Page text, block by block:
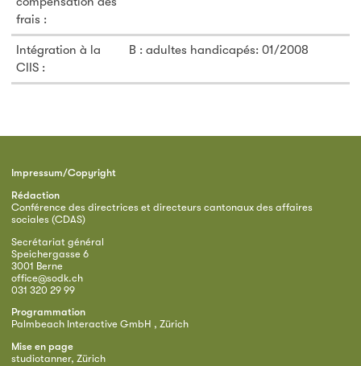
frais :
Intégration à la
CIIS :
B : adultes handicapés: 01/2008
Impressum/Copyright
Rédaction
Conférence des directrices et directeurs cantonaux des affaires
sociales (CDAS)
Secrétariat général
Speichergasse 6
3001 Berne
office@sodk.ch
031 320 29 99
Programmation
Palmbeach Interactive GmbH , Zürich
Mise en page
studiotanner, Zürich